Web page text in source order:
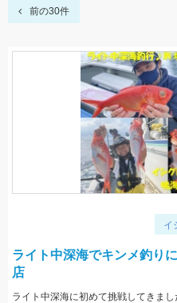
前の30件
イ
ライト中深海でキンメ釣り
店